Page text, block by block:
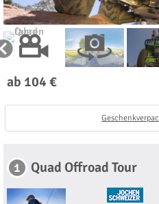
ab 104 €
1 Quad Offroad Tour